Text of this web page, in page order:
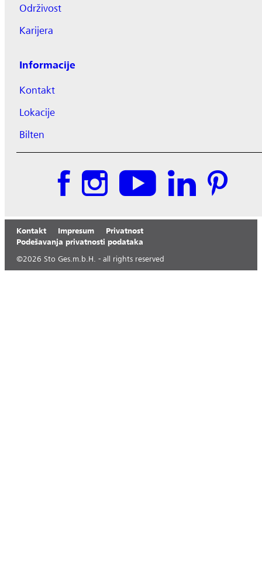
Održivost
Karijera
Informacije
Kontakt
Lokacije
Bilten
Kontakt Impresum
Privatnost
Podešavanja privatnosti podataka
©2026 Sto Ges.m.b.H. - all rights reserved